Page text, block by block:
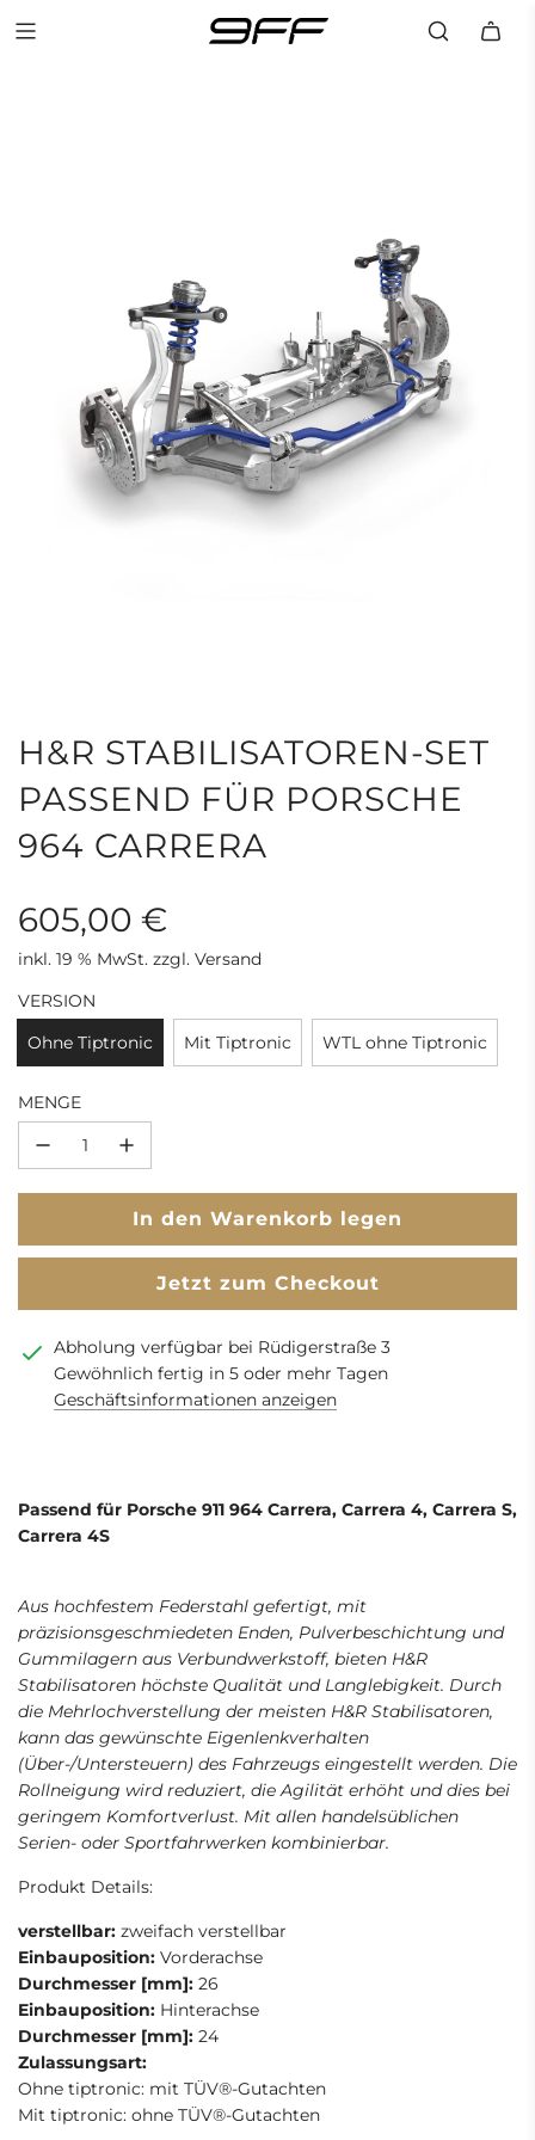
H&R STABILISATOREN-SET
PASSEND FÜR PORSCHE
964 CARRERA
Sonderpreis
Regulärer
Preis
605,00 €
inkl. 19 % MwSt. zzgl. Versand
VERSION
Ohne Tiptronic
Mit Tiptronic WTL ohne Tiptronic
MENGE
L
a
.
.
.
In den Warenkorb legen
Jetzt zum Checkout
Abholung verfügbar bei Rüdigerstraße 3
Gewöhnlich fertig in 5 oder mehr Tagen
Geschäftsinformationen anzeigen
Passend für Porsche 911 964 Carrera, Carrera 4, Carrera S,
Carrera 4S
Aus hochfestem Federstahl gefertigt, mit
präzisionsgeschmiedeten Enden, Pulverbeschichtung und
Gummilagern aus Verbundwerkstoff, bieten H&R
Stabilisatoren höchste Qualität und Langlebigkeit. Durch
die Mehrlochverstellung der meisten H&R Stabilisatoren,
kann das gewünschte Eigenlenkverhalten
(Über-/Untersteuern) des Fahrzeugs eingestellt werden. Die
Rollneigung wird reduziert, die Agilität erhöht und dies bei
geringem Komfortverlust. Mit allen handelsüblichen
Serien- oder Sportfahrwerken kombinierbar.
Produkt Details:
verstellbar: zweifach verstellbar
Einbauposition: Vorderachse
Durchmesser [mm]: 26
Einbauposition: Hinterachse
Durchmesser [mm]: 24
Zulassungsart:
Ohne tiptronic: mit TÜV®-Gutachten
Mit tiptronic: ohne TÜV®-Gutachten